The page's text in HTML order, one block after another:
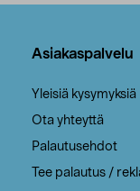
Asiakaspalvelu
Yleisiä kysymyksiä
Ota yhteyttä
Palautusehdot
Tee palautus /